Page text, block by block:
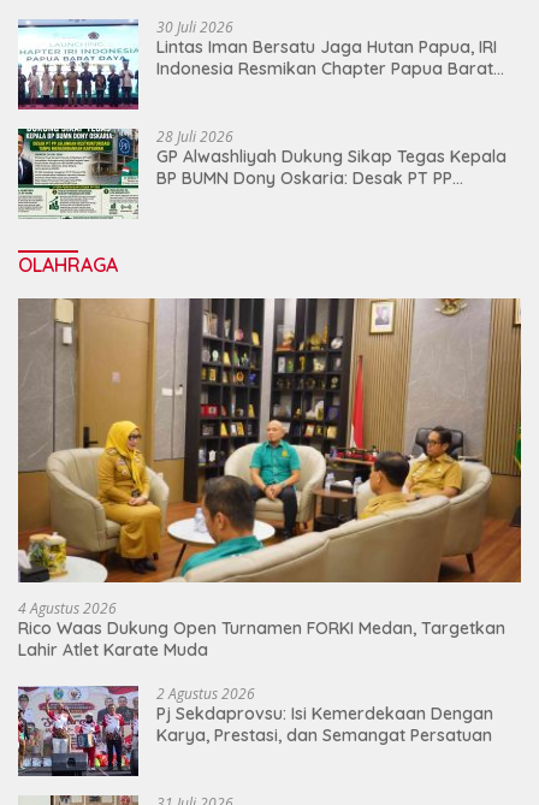
30 Juli 2026
Lintas Iman Bersatu Jaga Hutan Papua, IRI
Indonesia Resmikan Chapter Papua Barat
28 Juli 2026
GP Alwashliyah Dukung Sikap Tegas Kepala
BP BUMN Dony Oskaria: Desak PT PP
OLAHRAGA
4 Agustus 2026
Rico Waas Dukung Open Turnamen FORKI Medan, Targetkan
Lahir Atlet Karate Muda
2 Agustus 2026
Pj Sekdaprovsu: Isi Kemerdekaan Dengan
Karya, Prestasi, dan Semangat Persatuan